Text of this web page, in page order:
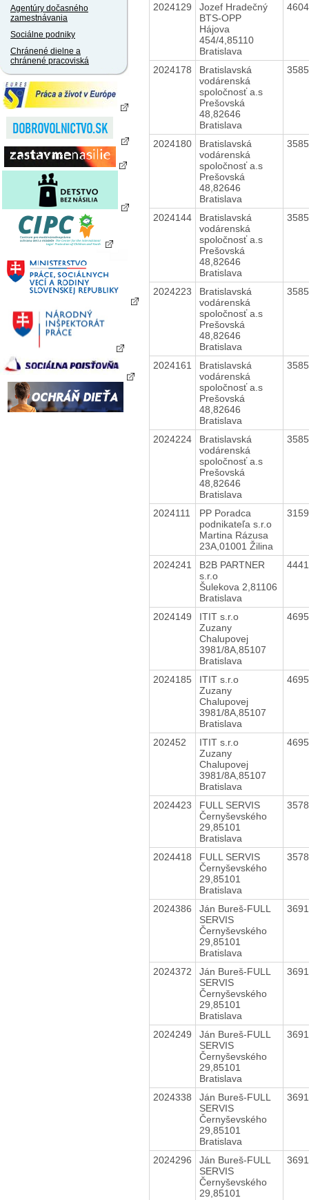
Agentúry dočasného
zamestnávania
Sociálne podniky
Chránené dielne a
chránené pracoviská
2024129
Jozef Hradečný
BTS-OPP
Hájova
454/4,85110
Bratislava
2024178
Bratislavská
vodárenská
spoločnosť a.s
Prešovská
48,82646
Bratislava
2024180
Bratislavská
vodárenská
spoločnosť a.s
Prešovská
48,82646
Bratislava
2024144
Bratislavská
vodárenská
spoločnosť a.s
Prešovská
48,82646
Bratislava
2024223
Bratislavská
vodárenská
spoločnosť a.s
Prešovská
48,82646
Bratislava
2024161
Bratislavská
vodárenská
spoločnosť a.s
Prešovská
48,82646
Bratislava
2024224
Bratislavská
vodárenská
spoločnosť a.s
Prešovská
48,82646
Bratislava
2024111
PP Poradca
podnikateľa s.r.o
Martina Rázusa
23A,01001 Žilina
2024241
B2B PARTNER
s.r.o
Šulekova 2,81106
Bratislava
2024149
ITIT s.r.o
Zuzany
Chalupovej
3981/8A,85107
Bratislava
2024185
ITIT s.r.o
Zuzany
Chalupovej
3981/8A,85107
Bratislava
202452
ITIT s.r.o
Zuzany
Chalupovej
3981/8A,85107
Bratislava
2024423
FULL SERVIS
Černyševského
29,85101
Bratislava
2024418
FULL SERVIS
Černyševského
29,85101
Bratislava
2024386
Ján Bureš-FULL
SERVIS
Černyševského
29,85101
Bratislava
2024372
Ján Bureš-FULL
SERVIS
Černyševského
29,85101
Bratislava
2024249
Ján Bureš-FULL
SERVIS
Černyševského
29,85101
Bratislava
2024338
Ján Bureš-FULL
SERVIS
Černyševského
29,85101
Bratislava
2024296
Ján Bureš-FULL
SERVIS
Černyševského
29,85101